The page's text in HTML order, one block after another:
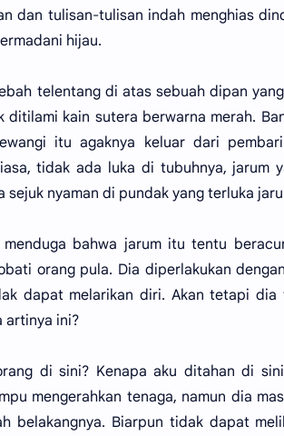
dan tulisan-tulisan indah menghias
hijau.
telentang di atas sebuah dipan
ditilami kain sutera berwarna merah.
itu agaknya keluar dari
tidak ada luka di tubuhnya, jarum
sejuk nyaman di pundak yang terluka
bahwa jarum itu tentu
orang pula. Dia diperlakukan
dapat melarikan diri. Akan tetapi
artinya ini?
di sini? Kenapa aku ditahan di
mengerahkan tenaga, namun dia
belakangnya. Biarpun tidak dapat